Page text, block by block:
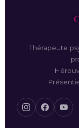
Thérapeute